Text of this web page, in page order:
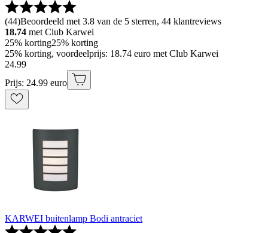
(44)Beoordeeld met 3.8 van de 5 sterren, 44 klantreviews
18.74 met Club Karwei
25% korting25% korting
25% korting, voordeelprijs: 18.74 euro met Club Karwei
24.99
Prijs: 24.99 euro
KARWEI buitenlamp Bodi antraciet